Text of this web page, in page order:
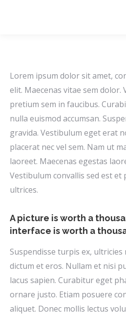
Lorem ipsum dolor sit amet,
elit. Maecenas vitae sem dolor.
pretium sem in faucibus.
nulla euismod accumsan.
gravida. Vestibulum eget erat
placerat nec vel sem. Nam ut
laoreet. Maecenas egestas
Vestibulum convallis sed est et
ultrices.
A picture is worth a
interface is worth a
Suspendisse turpis ex, ultricies
dictum et eros. Nullam et nisi
lacus sapien. Curabitur eget
ornare justo. Etiam posuere
aliquet. Donec mollis lectus